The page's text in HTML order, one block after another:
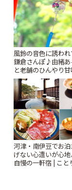
風鈴の音色に誘わ
鎌倉さんぽ♪由緒あ
と老舗のひんやり
りっぷ
河津・南伊豆でお
げない心遣いが心
自慢の一軒宿 | こと